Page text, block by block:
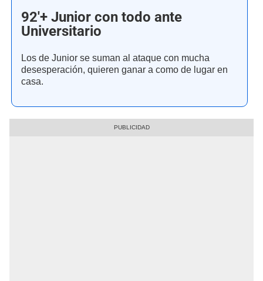
92'+ Junior con todo ante
Universitario
Los de Junior se suman al ataque con mucha
desesperación, quieren ganar a como de lugar en
casa.